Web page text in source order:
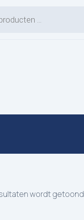
wordt getoond